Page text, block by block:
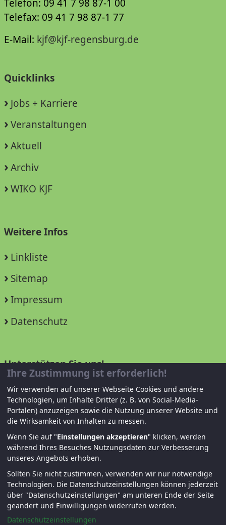
Telefon: 09 41 7 98 87-1 00
Telefax: 09 41 7 98 87-1 77
E-Mail: kjf@kjf-regensburg.de
Quicklinks
Jobs + Karriere
Veranstaltungen
Aktuell
Archiv
WIKO KJF
Weitere Infos
Linkliste
Sitemap
Impressum
Datenschutz
Unterstützen Sie uns!
Mitglied werden
Spenden und helfen
© KJF Regensburg – Alle Rechte vorbehalten. |
Fernwartung|Anmelden
Ihre Zustimmung ist erforderlich!
Wir verwenden auf unserer Webseite Cookies und andere
Technologien, um Inhalte Dritter (z. B. von Social-Media-
Portalen) anzuzeigen sowie die Nutzung unserer Website und
die Wirksamkeit von Inhalten zu messen.
Wenn Sie auf "Einstellungen akzeptieren" klicken, werden
während Ihres Besuches Nutzungsdaten zur Verbesserung
unseres Angebots erhoben.
Sollten Sie nicht zustimmen, verwenden wir nur notwendige
Technologien. Die Datenschutzeinstellungen können jederzeit
über "Datenschutzeinstellungen" am unteren Ende der Seite
geändert und Einwilligungen widerrufen werden.
Datenschutzeinstellungen